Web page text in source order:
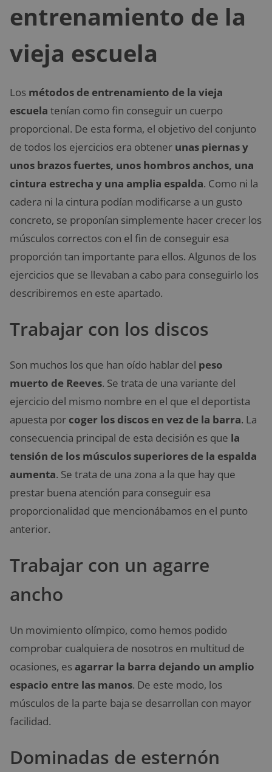
entrenamiento de la
vieja escuela
Los métodos de entrenamiento de la vieja
escuela tenían como fin conseguir un cuerpo
proporcional. De esta forma, el objetivo del conjunto
de todos los ejercicios era obtener unas piernas y
unos brazos fuertes, unos hombros anchos, una
cintura estrecha y una amplia espalda. Como ni la
cadera ni la cintura podían modificarse a un gusto
concreto, se proponían simplemente hacer crecer los
músculos correctos con el fin de conseguir esa
proporción tan importante para ellos. Algunos de los
ejercicios que se llevaban a cabo para conseguirlo los
describiremos en este apartado.
Trabajar con los discos
Son muchos los que han oído hablar del peso
muerto de Reeves. Se trata de una variante del
ejercicio del mismo nombre en el que el deportista
apuesta por coger los discos en vez de la barra. La
consecuencia principal de esta decisión es que la
tensión de los músculos superiores de la espalda
aumenta. Se trata de una zona a la que hay que
prestar buena atención para conseguir esa
proporcionalidad que mencionábamos en el punto
anterior.
Trabajar con un agarre
ancho
Un movimiento olímpico, como hemos podido
comprobar cualquiera de nosotros en multitud de
ocasiones, es agarrar la barra dejando un amplio
espacio entre las manos. De este modo, los
músculos de la parte baja se desarrollan con mayor
facilidad.
Dominadas de esternón